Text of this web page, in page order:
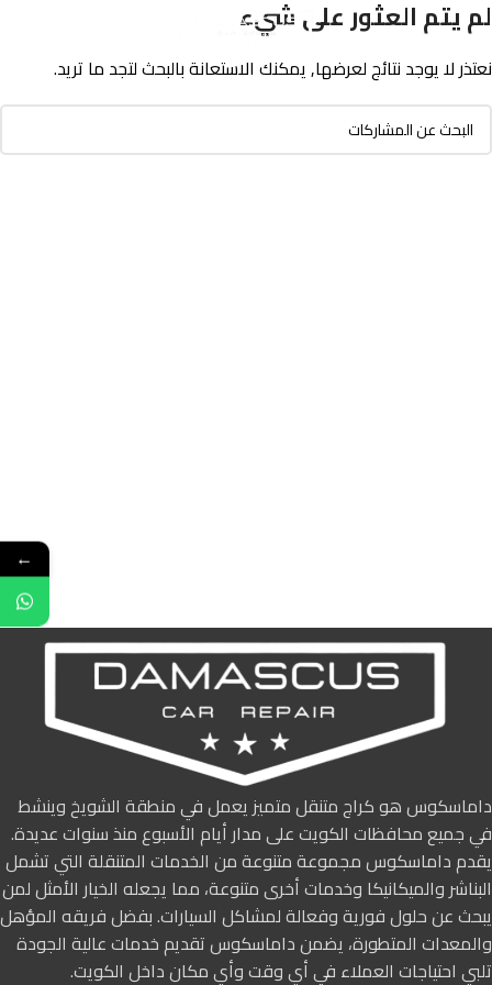
لم يتم العثور على شيء
نعتذر لا يوجد نتائج لعرضها, يمكنك الاستعانة بالبحث لتجد ما تريد.
داماسكوس هو كراج متنقل متميز يعمل في منطقة الشويخ وينشط
في جميع محافظات الكويت على مدار أيام الأسبوع منذ سنوات عديدة.
يقدم داماسكوس مجموعة متنوعة من الخدمات المتنقلة التي تشمل
البناشر والميكانيكا وخدمات أخرى متنوعة، مما يجعله الخيار الأمثل لمن
يبحث عن حلول فورية وفعالة لمشاكل السيارات. بفضل فريقه المؤهل
والمعدات المتطورة، يضمن داماسكوس تقديم خدمات عالية الجودة
تلبي احتياجات العملاء في أي وقت وأي مكان داخل الكويت.
←